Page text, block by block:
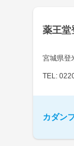
薬王堂
宮城県登
TEL:
カダン